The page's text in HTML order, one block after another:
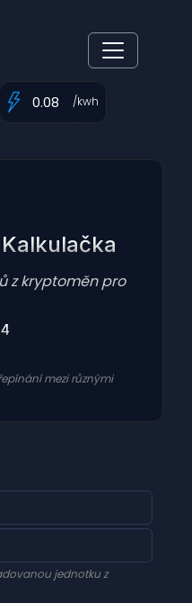
/kwh
z kryptoměn pro
mezi různými
jednotku z